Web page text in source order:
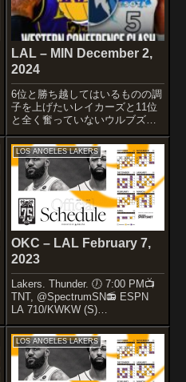
LAL – MIN December 2,
2024
6位と勝ち越してはいるものの調
子を上げたいレイカーズと11位
と全く奮っていないウルブズの
対戦です。STARTERSLOS
ANGELES LAKERSRui
HachimuraLeBron
JamesAnthony DavisDalton ...
LOS ANGELES LAKERS
OKC – LAL February 7,
2023
Lakers. Thunder. 🕖 7:00 PM📺
TNT, @SpectrumSN📻 ESPN
LA 710/KWKW (S)
@SociosUSA x #LakeShow—
Los Angeles Lakers (@Lakers)
...
LOS ANGELES LAKERS